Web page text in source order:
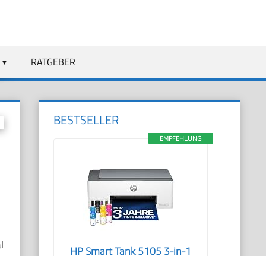
RATGEBER
BESTSELLER
EMPFEHLUNG
HP Smart Tank 5105 3-in-1